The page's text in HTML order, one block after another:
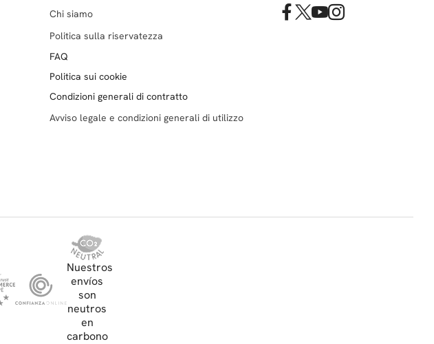
Chi siamo
Politica sulla riservatezza
FAQ
Politica sui cookie
Condizioni generali di contratto
Avviso legale e condizioni generali di utilizzo
Nuestros
envíos
son
neutros
en
carbono